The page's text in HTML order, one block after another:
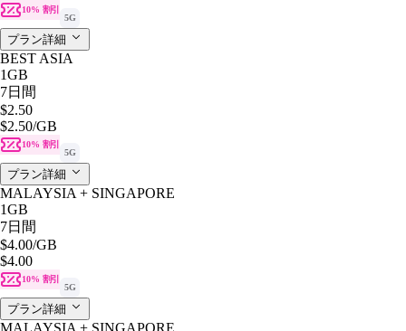
10% 割引
5G
プラン詳細
BEST ASIA
1GB
7日間
$2.50
$2.50/GB
10% 割引
5G
プラン詳細
MALAYSIA + SINGAPORE
1GB
7日間
$4.00/GB
$4.00
10% 割引
5G
プラン詳細
MALAYSIA + SINGAPORE